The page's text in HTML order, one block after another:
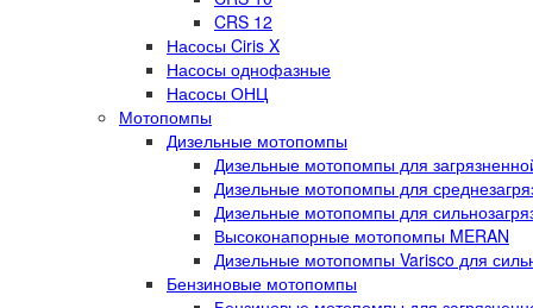
CRS 12
Насосы Ciris X
Насосы однофазные
Насосы ОНЦ
Мотопомпы
Дизельные мотопомпы
Дизельные мотопомпы для
Дизельные мотопомпы для
Дизельные мотопомпы для
Высоконапорные мотопомпы MERAN
Дизельные мотопомпы Varisco для
Бензиновые мотопомпы